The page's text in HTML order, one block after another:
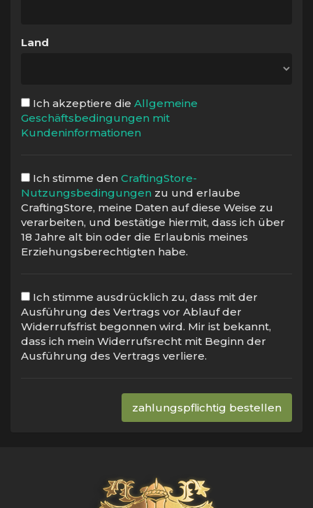
Land
Ich akzeptiere die Allgemeine
Geschäftsbedingungen mit
Kundeninformationen
Ich stimme den CraftingStore-
Nutzungsbedingungen zu und erlaube
CraftingStore, meine Daten auf diese Weise zu
verarbeiten, und bestätige hiermit, dass ich über
18 Jahre alt bin oder die Erlaubnis meines
Erziehungsberechtigten habe.
Ich stimme ausdrücklich zu, dass mit der
Ausführung des Vertrags vor Ablauf der
Widerrufsfrist begonnen wird. Mir ist bekannt,
dass ich mein Widerrufsrecht mit Beginn der
Ausführung des Vertrags verliere.
zahlungspflichtig bestellen